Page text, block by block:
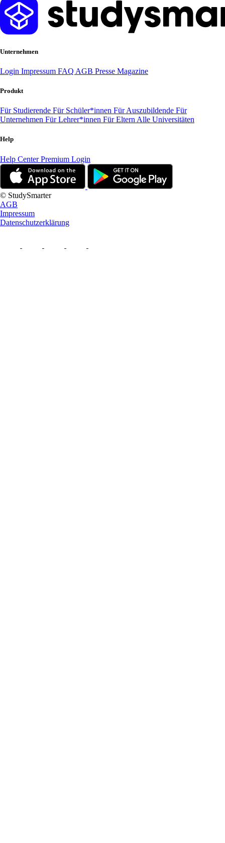
Unternehmen
Login Impressum FAQ AGB Presse Magazine
Produkt
Für Studierende Für Schüler*innen Für Auszubildende Für
Unternehmen Für Lehrer*innen Für Eltern Alle Universitäten
Help
Help CenterPremium Login
© StudySmarter
AGB
Impressum
Datenschutzerklärung